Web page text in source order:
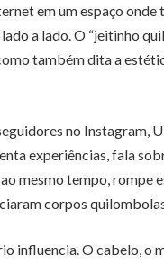
em um espaço onde
a lado. O “jeitinho
também dita a
no Instagram,
experiências, fala
mesmo tempo, rompe
corpos
influencia. O cabelo, o